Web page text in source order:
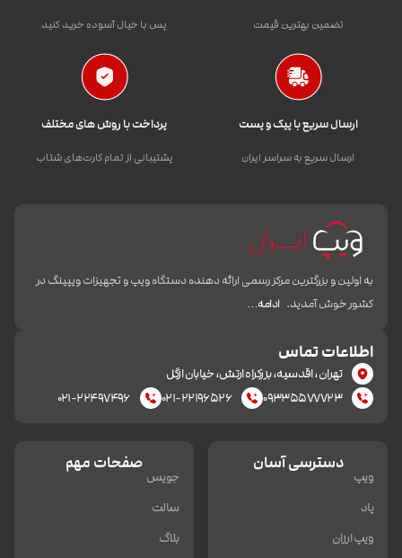
تضمین بهترین قیمت پس با خیال آسوده خرید کنید
ارسال سریع با پیک و پست
ارسال سریع به سراسر ایران
پرداخت با روش های مختلف
پشتیبانی از تمام کارت‌های شتاب
به اولین و بزرگترین مرکز رسمی ارائه دهنده دستگاه ویپ و تجهیزات ویپینگ در
کشور خوش آمدید. ادامه…
اطلاعات تماس
تهران، اقدسیه، بزرکراه ارتش، خیابان ازگل
۰۹۳۳۵۵۷۷۷۲۳
۰۲۱-۲۲۱۹۶۵۲۶ ۰۲۱-۲۲۴۹۷۴۹۶
دسترسی آسان
ویپ
پاد
ویپ ارزان
صفحات مهم
جویس
سالت
بلاگ